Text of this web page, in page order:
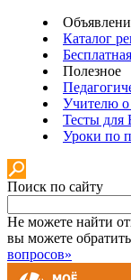
Каталог
Полезное
Учителю о
Тесты
Уроки по
Поиск по сайту
Не можете найти
вы можете
вопросов»